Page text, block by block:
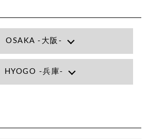
OSAKA -大阪-
大阪府大阪市北区小松原町1-27梅田エビスビル7F
HYOGO -兵庫-